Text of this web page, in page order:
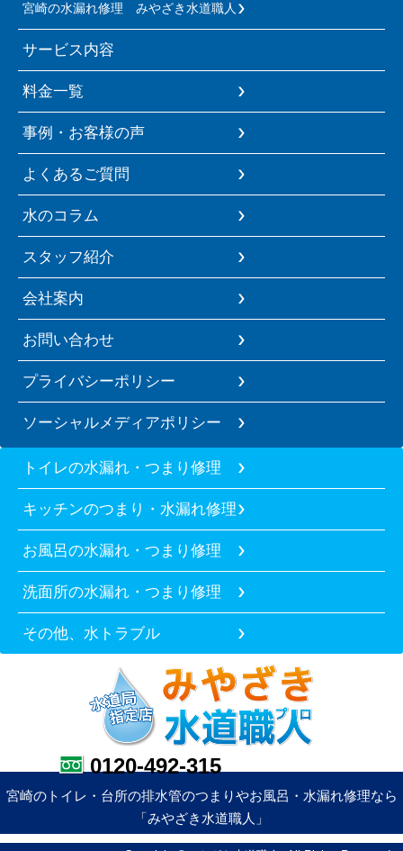
宮崎の水漏れ修理 みやざき水道職人
サービス内容
料金一覧
事例・お客様の声
よくあるご質問
水のコラム
スタッフ紹介
会社案内
お問い合わせ
プライバシーポリシー
ソーシャルメディアポリシー
トイレの水漏れ・つまり修理
キッチンのつまり・水漏れ修理
お風呂の水漏れ・つまり修理
洗面所の水漏れ・つまり修理
その他、水トラブル
0120-492-315
宮崎のトイレ・台所の排水管のつまりやお風呂・水漏れ修理なら
「みやざき水道職人」